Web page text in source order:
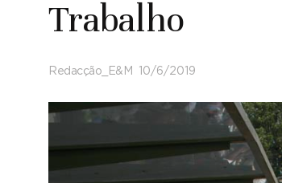
Trabalho
Redacção_E&M 10/6/2019